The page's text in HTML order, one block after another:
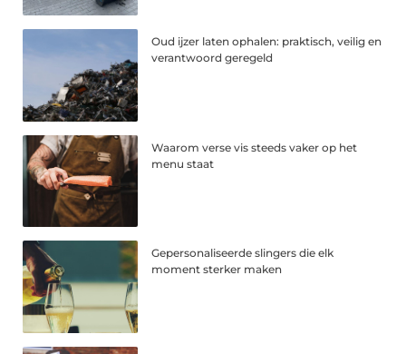
Oud ijzer laten ophalen: praktisch, veilig en
verantwoord geregeld
Waarom verse vis steeds vaker op het
menu staat
Gepersonaliseerde slingers die elk
moment sterker maken